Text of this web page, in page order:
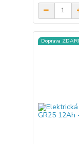
Doprava